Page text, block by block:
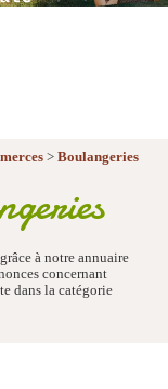
> Boulangeries
à notre annuaire
concernant
dans la catégorie